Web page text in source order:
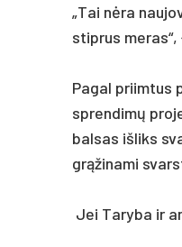
„Tai nėra
stip­rus
Pa­gal priim­tus
spren­dimų
bal­sas iš­liks
grąži­na­mi
Jei Ta­ry­ba ir